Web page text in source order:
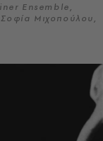
Ensemble,
Μιχοπούλου,